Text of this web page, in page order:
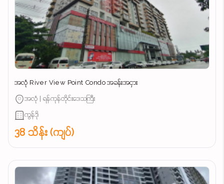
အလုံ River View Point Condo အခန်းအငှား
အလုံ | ရန်ကုန်တိုင်းဒေသကြီး
ကွန်ဒို
38 သိန်း (ကျပ်)